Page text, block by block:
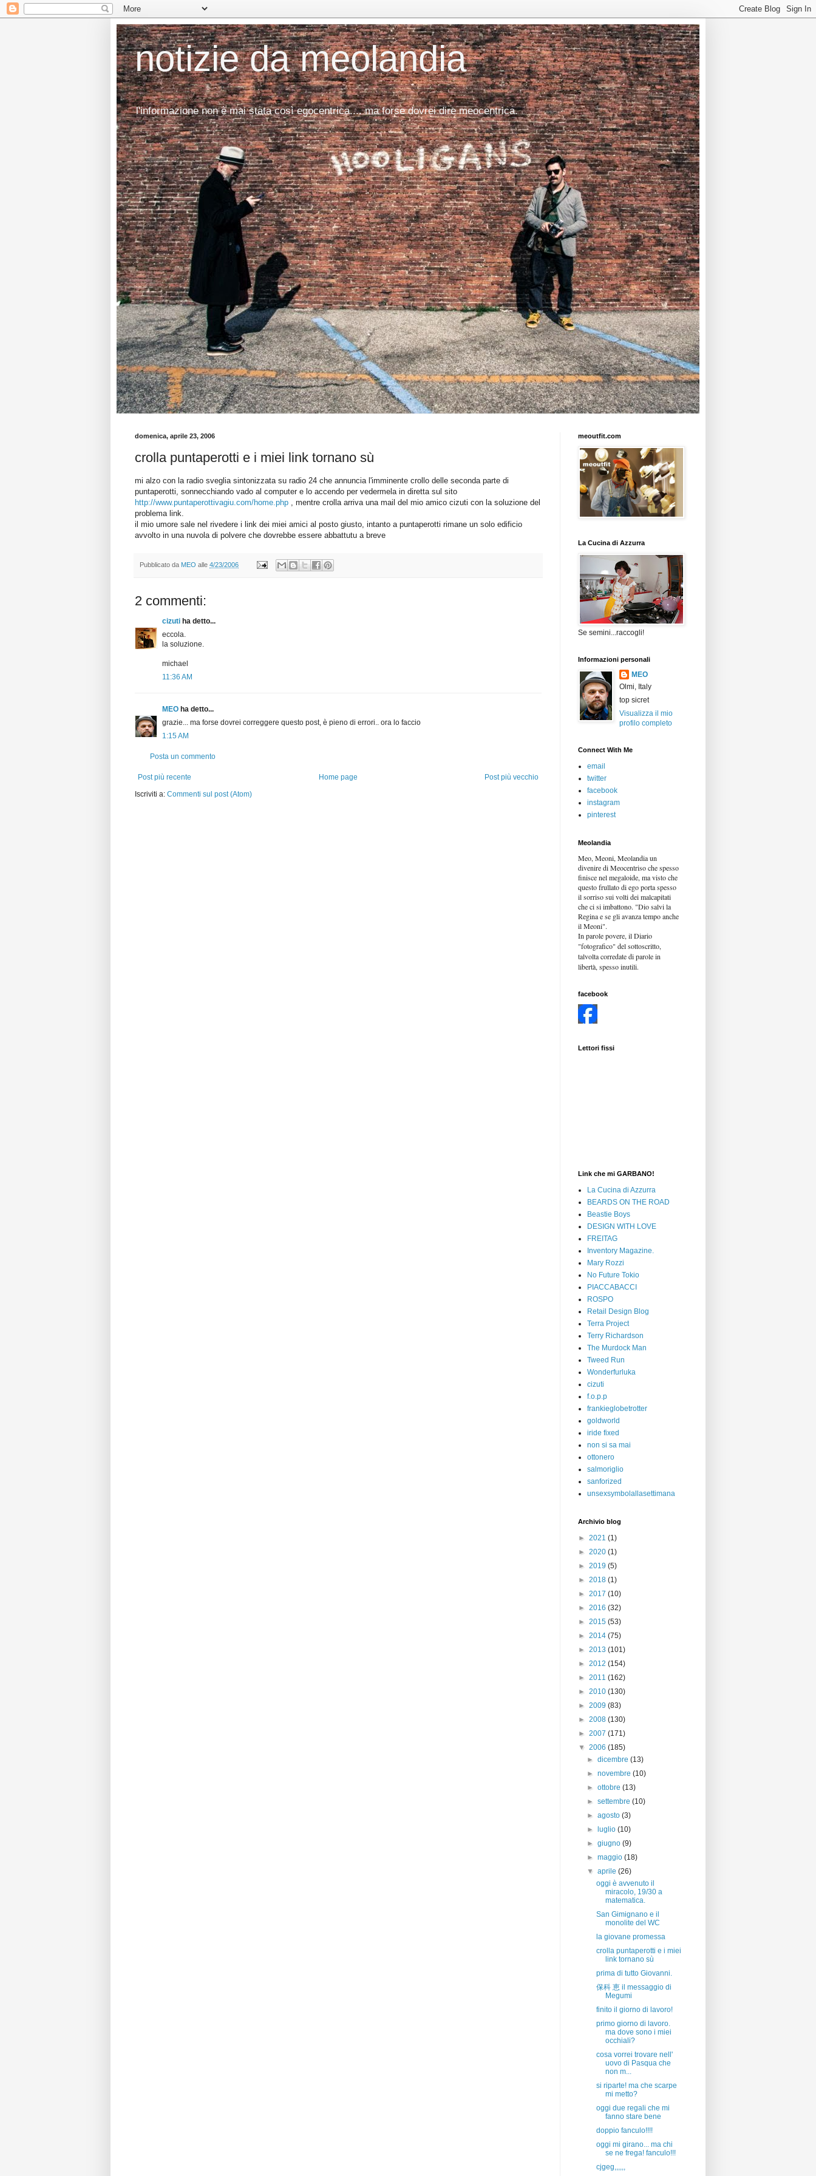
notizie da meolandia
l'informazione non è mai stata così egocentrica.... ma forse dovrei dire meocentrica.
domenica, aprile 23, 2006
crolla puntaperotti e i miei link tornano sù
mi alzo con la radio sveglia sintonizzata su radio 24 che annuncia l'imminente crollo delle seconda parte di
puntaperotti, sonnecchiando vado al computer e lo accendo per vedermela in diretta sul sito
http://www.puntaperottivagiu.com/home.php , mentre crolla arriva una mail del mio amico cizuti con la soluzione del
problema link.
il mio umore sale nel rivedere i link dei miei amici al posto giusto, intanto a puntaperotti rimane un solo edificio
avvolto in una nuvola di polvere che dovrebbe essere abbattutu a breve
Pubblicato da MEO alle 4/23/2006
2 commenti:
cizuti ha detto...
eccola.
la soluzione.
michael
11:36 AM
MEO ha detto...
grazie... ma forse dovrei correggere questo post, è pieno di errori.. ora lo faccio
1:15 AM
Posta un commento
Post più recente Post più vecchio
Home page
Iscriviti a: Commenti sul post (Atom)
meoutfit.com
La Cucina di Azzurra
Se semini...raccogli!
Informazioni personali
MEO
Olmi, Italy
top sicret
Visualizza il mio
profilo completo
Connect With Me
email
twitter
facebook
instagram
pinterest
Meolandia
Meo, Meoni, Meolandia un
divenire di Meocentriso che spesso
finisce nel megaloide, ma visto che
questo frullato di ego porta spesso
il sorriso sui volti dei malcapitati
che ci si imbattono. "Dio salvi la
Regina e se gli avanza tempo anche
il Meoni".
In parole povere, il Diario
"fotografico" del sottoscritto,
talvolta corredate di parole in
libertà, spesso inutili.
facebook
Lettori fissi
Link che mi GARBANO!
La Cucina di Azzurra
BEARDS ON THE ROAD
Beastie Boys
DESIGN WITH LOVE
FREITAG
Inventory Magazine.
Mary Rozzi
No Future Tokio
PIACCABACCI
ROSPO
Retail Design Blog
Terra Project
Terry Richardson
The Murdock Man
Tweed Run
Wonderfurluka
cizuti
f.o.p.p
frankieglobetrotter
goldworld
iride fixed
non si sa mai
ottonero
salmoriglio
sanforized
unsexsymbolallasettimana
Archivio blog
► 2021 (1)
► 2020 (1)
► 2019 (5)
► 2018 (1)
► 2017 (10)
► 2016 (32)
► 2015 (53)
► 2014 (75)
► 2013 (101)
► 2012 (154)
► 2011 (162)
► 2010 (130)
► 2009 (83)
► 2008 (130)
► 2007 (171)
▼ 2006 (185)
►dicembre(13)
►novembre(10)
►ottobre(13)
►settembre(10)
►agosto(3)
►
luglio(10)
►giugno(9)
►maggio(18)
▼aprile(26)
oggi è avvenuto il
miracolo, 19/30 a
matematica.
San Gimignano e il
monolite del WC
la giovane promessa
crolla puntaperotti e i miei
link tornano sù
prima di tutto Giovanni.
保科 恵 il messaggio di
Megumi
finito il giorno di lavoro!
primo giorno di lavoro.
ma dove sono i miei
occhiali?
cosa vorrei trovare nell'
uovo di Pasqua che
non m...
si riparte! ma che scarpe
mi metto?
oggi due regali che mi
fanno stare bene
doppio fanculo!!!!
oggi mi girano... ma chi
se ne frega! fanculo!!!
cjgeg,,,,,,